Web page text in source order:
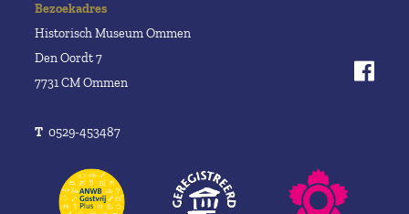
Bezoekadres
Historisch Museum Ommen
Den Oordt 7
7731 CM Ommen
T 0529-453487